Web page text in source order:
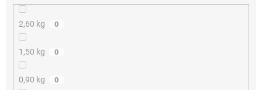
2,60 kg 0
1,50 kg 0
0,90 kg 0